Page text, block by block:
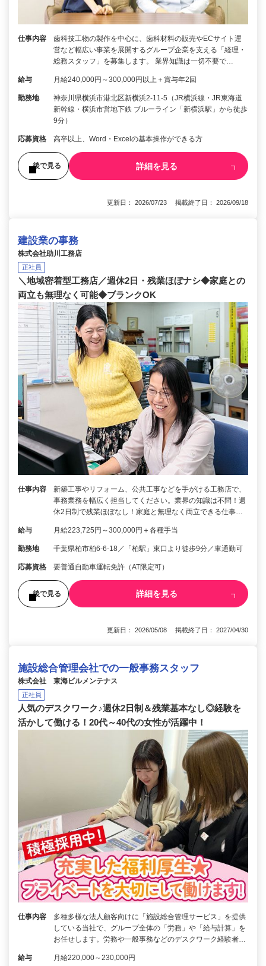
仕事内容
歯科技工物の製作を中心に、歯科材料の販売やECサイト運
営など幅広い事業を展開するグループ企業を支える「経理・
総務スタッフ」を募集します。 業界知識は一切不要で…
給与 月給240,000円～300,000円以上＋賞与年2回
勤務地
神奈川県横浜市港北区新横浜2-11-5（JR横浜線・JR東海道
新幹線・横浜市営地下鉄 ブルーライン「新横浜駅」から徒歩
9分）
応募資格 高卒以上、Word・Excelの基本操作ができる方
後で見る 詳細を見る
更新日： 2026/07/23 掲載終了日： 2026/09/18
建設業の事務
株式会社助川工務店
正社員
＼地域密着型工務店／週休2日・残業ほぼナシ◆家庭との
両立も無理なく可能◆ブランクOK
仕事内容
新築工事やリフォーム、公共工事などを手がける工務店で、
事務業務を幅広く担当してください。業界の知識は不問！週
休2日制で残業ほぼなし！家庭と無理なく両立できる仕事…
給与 月給223,725円～300,000円＋各種手当
勤務地 千葉県柏市柏6-6-18／「柏駅」東口より徒歩9分／車通勤可
応募資格 要普通自動車運転免許（AT限定可）
後で見る 詳細を見る
更新日： 2026/05/08 掲載終了日： 2027/04/30
施設総合管理会社での一般事務スタッフ
株式会社 東海ビルメンテナス
正社員
人気のデスクワーク♪週休2日制＆残業基本なし◎経験を
活かして働ける！20代～40代の女性が活躍中！
仕事内容
多種多様な法人顧客向けに「施設総合管理サービス」を提供
している当社で、グループ全体の「労務」や「給与計算」を
お任せします。労務や一般事務などのデスクワーク経験者…
給与 月給220,000～230,000円